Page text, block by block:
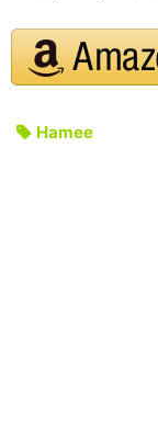
Hamee